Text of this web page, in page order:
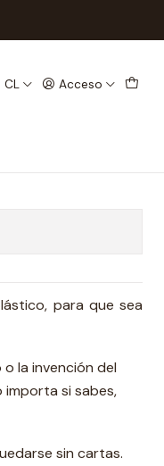
CL Acceso
-
para que sea
la invención del
importa si sabes,
sin cartas.